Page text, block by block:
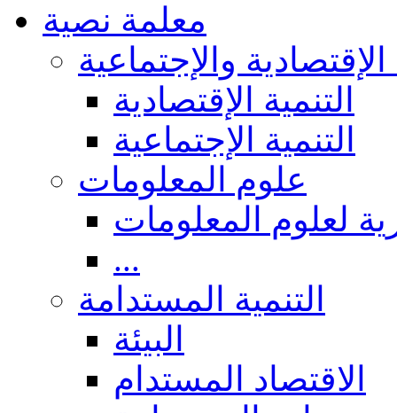
معلمة نصية
الإقتصادية والإجتماعية
التنمية الإقتصادية
التنمية الإجتماعية
علوم المعلومات
لعلوم المعلومات
...
التنمية المستدامة
البيئة
الاقتصاد المستدام